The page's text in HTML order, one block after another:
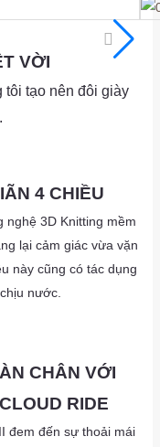
VỜI
tôi tạo nên đôi giày
4 CHIỀU
nghệ 3D Knitting mềm
lại cảm giác vừa vặn
này cũng có tác dụng
nước.
CHÂN VỚI
RIDE
đem đến sự thoải mái